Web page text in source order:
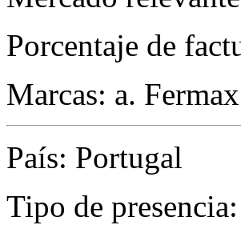
Porcentaje de
Marcas: a.
País: Portugal
Tipo de